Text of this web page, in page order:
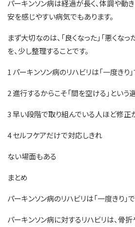
パーキンソン病は経過が長く、体調や動
安を感じやすい病気でもあります。
まず大切なのは、「良くなった」「悪くな
を、少し整理することです。
1 パーキンソン病のリハビリは「一度きり
2 進行するからこそ「間を空ける」という
3 早い段階で取り組んでいる人ほど修正
4 セルフケアだけで対応しきれ
ない場面もある
まとめ
パーキンソン病のリハビリは「一度きり
パーキンソン病に対するリハビリは、骨